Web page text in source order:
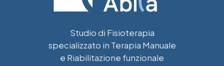
Studio di Fisioterapia
specializzato in Terapia Manuale
e Riabilitazione funzionale